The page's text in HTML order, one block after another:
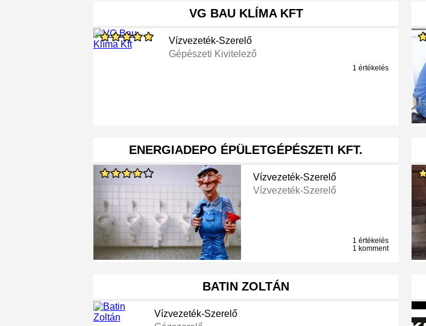
VG BAU KLÍMA KFT
Vízvezeték-Szerelő
Gépészeti Kivitelező
1 értékelés
ENERGIADEPO ÉPÜLETGÉPÉSZETI KFT.
Vízvezeték-Szerelő
Vízvezeték-Szerelő
1 értékelés
1 komment
BATIN ZOLTÁN
Vízvezeték-Szerelő